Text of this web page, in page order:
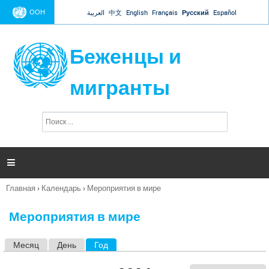
Jump to navigation
ООН العربية 中文 English Français Русский Español
Беженцы и
мигранты
п
и

Вы
Главная › Календарь › Мероприятия в мире
Мероприятия в мире
Месяц День Год